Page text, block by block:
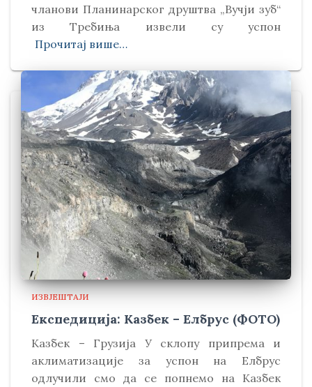
чланови Планинарског друштва „Вучји зуб“
из Требиња извели су успон
Прочитај више…
ИЗВЈЕШТАЈИ
Експедиција: Казбек – Елбрус (ФОТО)
Kазбек – Грузија У склопу припрема и
аклиматизације за успон на Елбрус
одлучили смо да се попнемо на Kазбек